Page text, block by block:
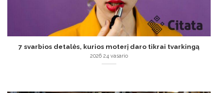
7 svarbios detalės, kurios moterį daro tikrai tvarkingą
2026 24 vasario